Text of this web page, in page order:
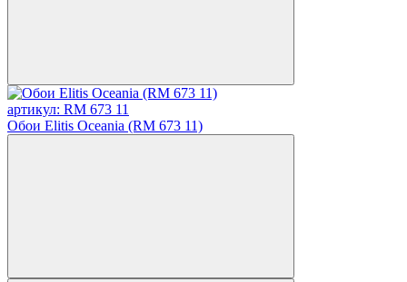
артикул: RM 673 11
Обои Elitis Oceania (RM 673 11)